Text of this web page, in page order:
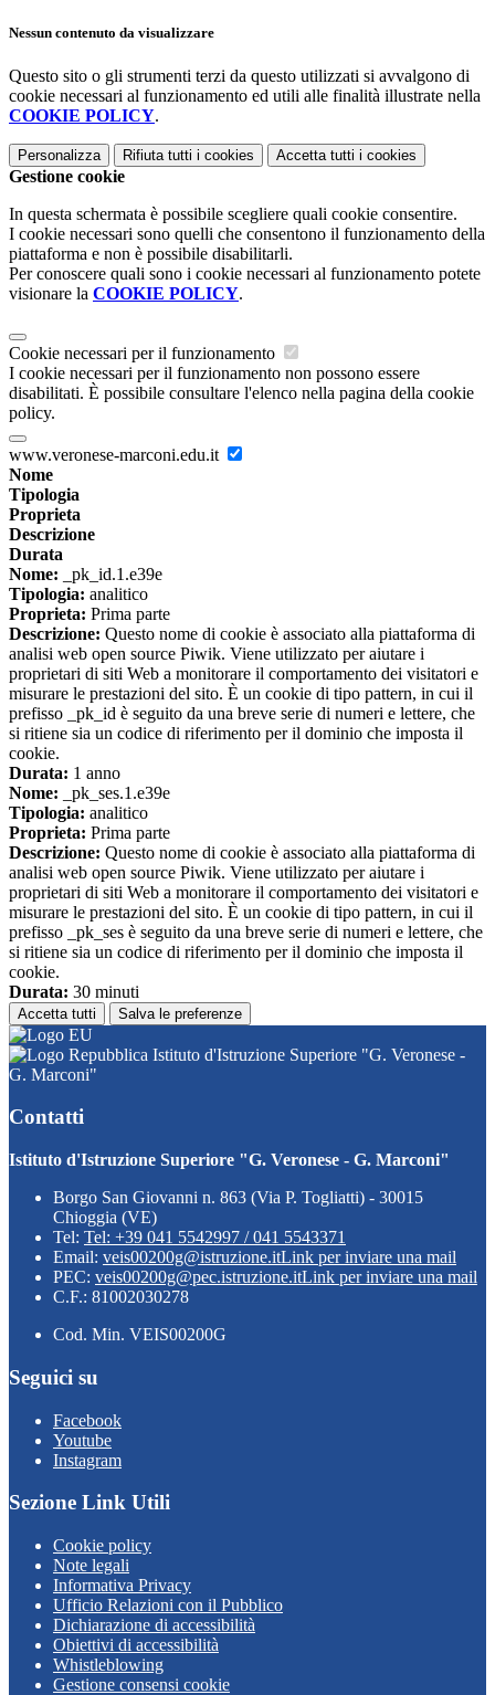
Nessun contenuto da visualizzare
Questo sito o gli strumenti terzi da questo utilizzati si avvalgono di
cookie necessari al funzionamento ed utili alle finalità illustrate nella
COOKIE POLICY.
Personalizza Rifiuta tutti i cookies Accetta tutti i cookies
Gestione cookie
In questa schermata è possibile scegliere quali cookie consentire.
I cookie necessari sono quelli che consentono il funzionamento della
piattaforma e non è possibile disabilitarli.
Per conoscere quali sono i cookie necessari al funzionamento potete
visionare la COOKIE POLICY.
Cookie necessari per il funzionamento
I cookie necessari per il funzionamento non possono essere
disabilitati. È possibile consultare l'elenco nella pagina della cookie
policy.
www.veronese-marconi.edu.it
Nome
Tipologia
Proprieta
Descrizione
Durata
Nome: _pk_id.1.e39e
Tipologia: analitico
Proprieta: Prima parte
Descrizione: Questo nome di cookie è associato alla piattaforma di
analisi web open source Piwik. Viene utilizzato per aiutare i
proprietari di siti Web a monitorare il comportamento dei visitatori e
misurare le prestazioni del sito. È un cookie di tipo pattern, in cui il
prefisso _pk_id è seguito da una breve serie di numeri e lettere, che
si ritiene sia un codice di riferimento per il dominio che imposta il
cookie.
Durata: 1 anno
Nome: _pk_ses.1.e39e
Tipologia: analitico
Proprieta: Prima parte
Descrizione: Questo nome di cookie è associato alla piattaforma di
analisi web open source Piwik. Viene utilizzato per aiutare i
proprietari di siti Web a monitorare il comportamento dei visitatori e
misurare le prestazioni del sito. È un cookie di tipo pattern, in cui il
prefisso _pk_ses è seguito da una breve serie di numeri e lettere, che
si ritiene sia un codice di riferimento per il dominio che imposta il
cookie.
Durata: 30 minuti
Accetta tutti Salva le preferenze
Istituto d'Istruzione Superiore "G. Veronese -
G. Marconi"
Contatti
Istituto d'Istruzione Superiore "G. Veronese - G. Marconi"
Borgo San Giovanni n. 863 (Via P. Togliatti) - 30015
Chioggia (VE)
Tel: Tel: +39 041 5542997 / 041 5543371
Email: veis00200g@istruzione.itLink per inviare una mail
PEC: veis00200g@pec.istruzione.itLink per inviare una mail
C.F.: 81002030278
Cod. Min. VEIS00200G
Seguici su
Facebook
Youtube
Instagram
Sezione Link Utili
Cookie policy
Note legali
Informativa Privacy
Ufficio Relazioni con il Pubblico
Dichiarazione di accessibilità
Obiettivi di accessibilità
Whistleblowing
Gestione consensi cookie